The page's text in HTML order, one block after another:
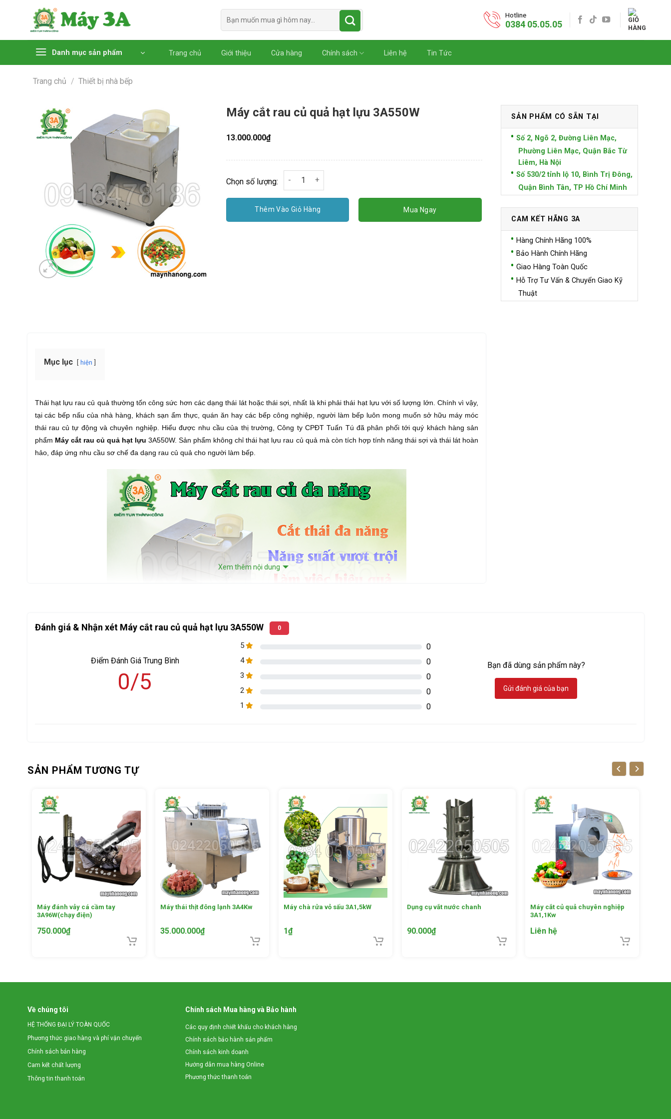
dung
kiếm:
Hotline
0384 05.05.05
Danh mục sản phẩm Trang chủ Giới thiệu Cửa hàng Chính sách Liên hệ Tin Tức
Trang chủ / Thiết bị nhà bếp
Máy cắt rau củ quả hạt lựu 3A550W
13.000.000₫
Máy cắt rau củ quả hạt lựu 3A550W số lượng
Chọn số lượng:
Thêm Vào Giỏ Hàng Mua Ngay
SẢN PHẨM CÓ SẴN TẠI
Số 2, Ngõ 2, Đường Liên Mạc,
Phường Liên Mạc, Quận Bắc Từ
Liêm, Hà Nội
Số 530/2 tỉnh lộ 10, Bình Trị Đông,
Quận Bình Tân, TP Hồ Chí Minh
CAM KẾT HÃNG 3A
Hàng Chính Hãng 100%
Bảo Hành Chính Hãng
Giao Hàng Toàn Quốc
Hỗ Trợ Tư Vấn & Chuyển Giao Kỹ
Thuật
Mục lục hiện
Thái hạt lựu rau củ quả thường tốn công sức hơn các dạng thái lát hoặc thái sợi, nhất là khi phải thái hạt lựu với số lượng lớn. Chính vì vậy,
tại các bếp nấu của nhà hàng, khách sạn ẩm thực, quán ăn hay các bếp công nghiệp, người làm bếp luôn mong muốn sở hữu máy móc
thái rau củ tự động và chuyên nghiệp. Hiểu được nhu cầu của thị trường, Công ty CPĐT Tuấn Tú đã phân phối tới quý khách hàng sản
phẩm Máy cắt rau củ quả hạt lựu 3A550W. Sản phẩm không chỉ thái hạt lựu rau củ quả mà còn tích hợp tính năng thái sợi và thái lát hoàn
hảo, đáp ứng nhu cầu sơ chế đa dạng rau củ quả cho người làm bếp.
Sử dụng dao cắt thái quá nhiều trong thời gian dài gây đau mỏi cổ tay, có nguy cơ dao cắt vào tay
Để chuyên nghiệp hóa công đoạn sơ chế thực phẩm, giảm chi phí nhân công và nâng cao năng suất, chủ quán ăn, nhà hàng, khách sạn
ẩm thực không nên bỏ quả sản phẩm
Máy cắt rau củ quả hạt lựu
3A550W của chúng tôi. Sản phẩm được tích hợp cả 3 tính năng trong 1:
Thái hạt lựu, thái sợi và thái lát chuyên nghiệp, giá thành phải chăng cùng dịch vụ hậu mãi chu đáo, chắc chắn sẽ là sự lựa chọn thông minh
cho quý khách hàng!
Sản phẩm có nguyên lý làm việc đơn giản, người dùng chỉ cần chọn chế độ thái mong muốn, sau đó cho nguyên liệu rau củ quả với kích
Xem thêm nội dung
Đánh giá & Nhận xét Máy cắt rau củ quả hạt lựu 3A550W 0
Điểm Đánh Giá Trung Bình
0/5
5 0
4 0
3 0
2 0
1 0
Bạn đã dùng sản phẩm này?
Gửi đánh giá của bạn
SẢN PHẨM TƯƠNG TỰ
Máy đánh vảy cá cầm tay
3A96W(chạy điện)
750.000₫
Máy thái thịt đông lạnh 3A4Kw
35.000.000₫
Máy chà rửa vỏ sấu 3A1,5kW
1₫
Dụng cụ vắt nước chanh
90.000₫
Máy cắt củ quả chuyên nghiệp
3A1,1Kw
Liên hệ
Về chúng tôi
HỆ THỐNG ĐẠI LÝ TOÀN QUỐC
Phương thức giao hàng và phí vận chuyển
Chính sách bán hàng
Cam kết chất lượng
Thông tin thanh toán
Chính sách Mua hàng và Bảo hành
Các quy định chiết khấu cho khách hàng
Chính sách bảo hành sản phẩm
Chính sách kinh doanh
Hướng dẫn mua hàng Online
Phương thức thanh toán